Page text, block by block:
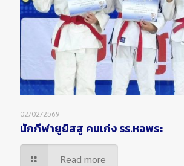
02/02/2569
นักกีฬายูยิสสู คนเก่ง รร.หอพระ
Read more